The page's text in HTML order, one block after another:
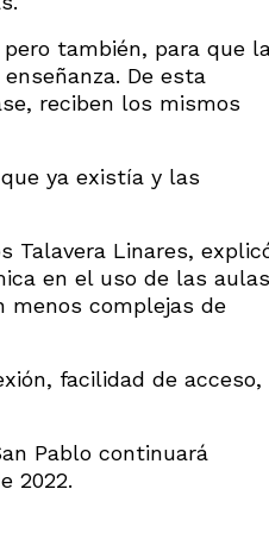
también, para que
De esta
reciben los mismos
ya existía y las
Talavera Linares,
en el uso de las aulas
menos complejas de
facilidad de acceso,
Pablo continuará
2022.